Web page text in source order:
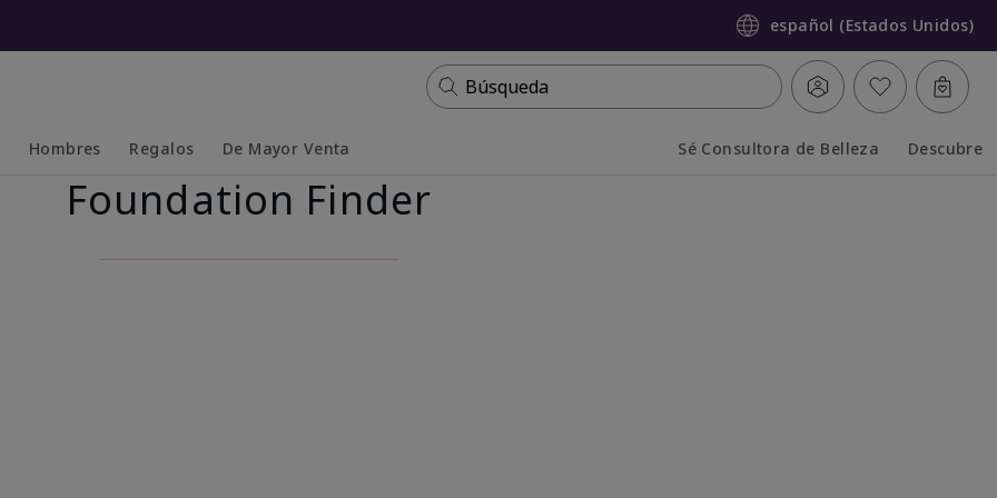
español (Estados Unidos)
Búsqueda
Hombres
Collapsed
Expanded
Regalos De Mayor Venta Sé Consultora de Belleza Descubre
Foundation Finder